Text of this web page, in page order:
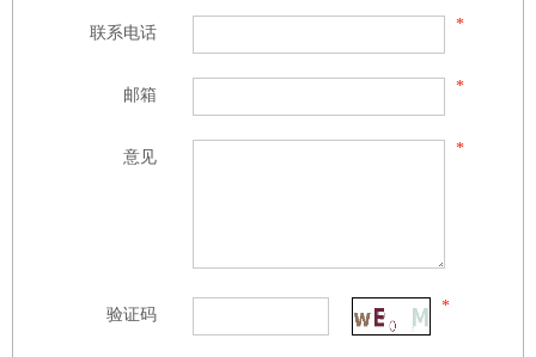
联系电话 *
邮箱 *
意见 *
验证码 *